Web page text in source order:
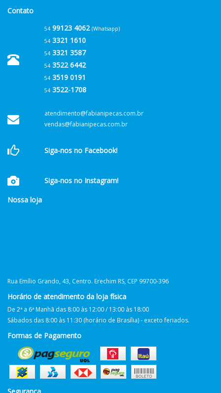
Contato
5499123 4062 (Whatsapp)
543321 1610
543321 3587
543522 6442
543519 0191
543522-1708
atendimento@fabianipecas.com.br
vendas@fabianipecas.com.br
Siga-nos no Facebook!
Siga-nos no Instagram!
Nossa loja
Rua Emílio Grando, 43, Centro. Erechim RS, CEP 99700-396
Horário de atendimento da loja física
De 2ª a 6ª Manhã das 8:00 às 12:00 / 13:00 às 18:00
Sábados das 8:00 às 11:30 (horário de Brasília) - exceto feriados.
Formas de Pagamento